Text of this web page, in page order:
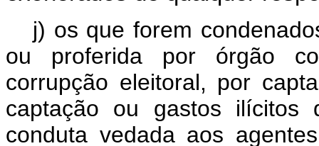
j) os que forem
ou proferida por órgão
corrupção eleitoral, por
captação ou gastos ilícitos
conduta vedada aos